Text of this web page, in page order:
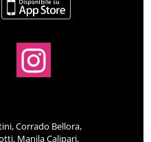
Corrado Bellora,
Manila Calipari,